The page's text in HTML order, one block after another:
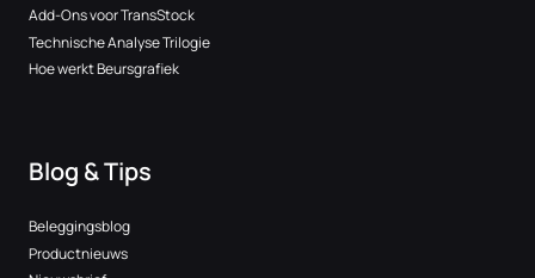
Add-Ons voor TransStock
Technische Analyse Trilogie
Hoe werkt Beursgrafiek
Blog & Tips
Beleggingsblog
Productnieuws